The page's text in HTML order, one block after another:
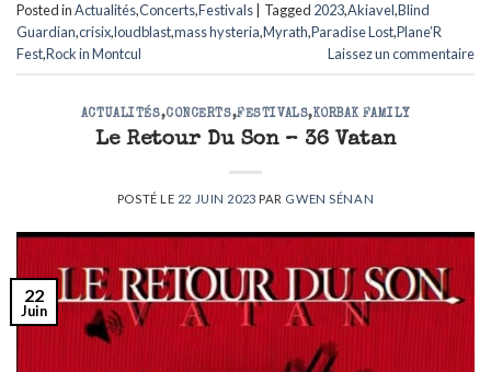
Posted inActualités,Concerts,Festivals Tagged 2023,Akiavel,Blind
Guardian,crisix,loudblast,mass hysteria,Myrath,Paradise Lost,Plane’R
Fest,Rock in Montcul Laissez un commentaire
ACTUALITÉS,CONCERTS,FESTIVALS,KORBAK FAMILY
Le Retour Du Son – 36 Vatan
POSTÉ LE 22 JUIN 2023 PAR GWEN SÉNAN
22
Juin